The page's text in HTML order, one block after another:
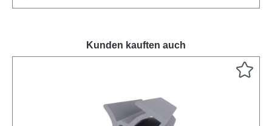
Kunden kauften auch